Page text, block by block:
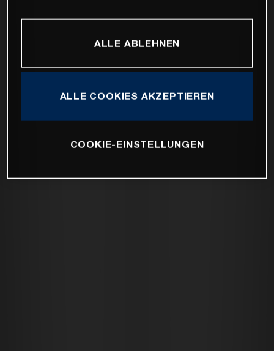
ALLE ABLEHNEN
ALLE COOKIES AKZEPTIEREN
COOKIE-EINSTELLUNGEN